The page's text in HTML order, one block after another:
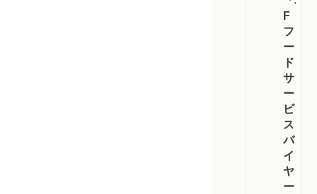
F
フ
ー
ド
サ
ー
ビ
ス
バ
イ
ヤ
ー